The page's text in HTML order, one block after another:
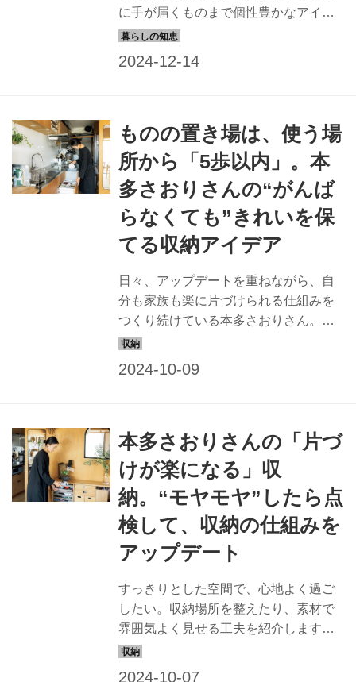
に手が届くものまで個性豊かなアイテ
ムが勢ぞろい。暮らし上手のみなさん
ものの置き場は、使う場
所から「5歩以内」。本
多さおりさんの“がんば
らなくても”きれいを保
てる収納アイデア
日々、アップデートを重ねながら、自
分も家族も楽に片づけられる仕組みを
つくり続けている本多さおりさん。本
多さんが取り入れている、すっきり見
本多さおりさんの「片づ
けが楽になる」収
納。“モヤモヤ”したら点
検して、収納の仕組みを
アップデート
すっきりとした空間で、心地よく過ご
したい。収納場所を整えたり、素材で
雰囲気よく見せる工夫を紹介します。
今回は、整理収納コンサルタント・本